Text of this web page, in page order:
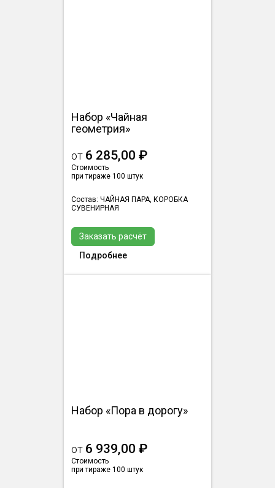
Набор «Чайная
геометрия»
от 6 285,00 ₽
Стоимость
при тираже 100 штук
Состав: ЧАЙНАЯ ПАРА, КОРОБКА
СУВЕНИРНАЯ
Заказать расчёт
Подробнее
Набор «Пора в дорогу»
от 6 939,00 ₽
Стоимость
при тираже 100 штук